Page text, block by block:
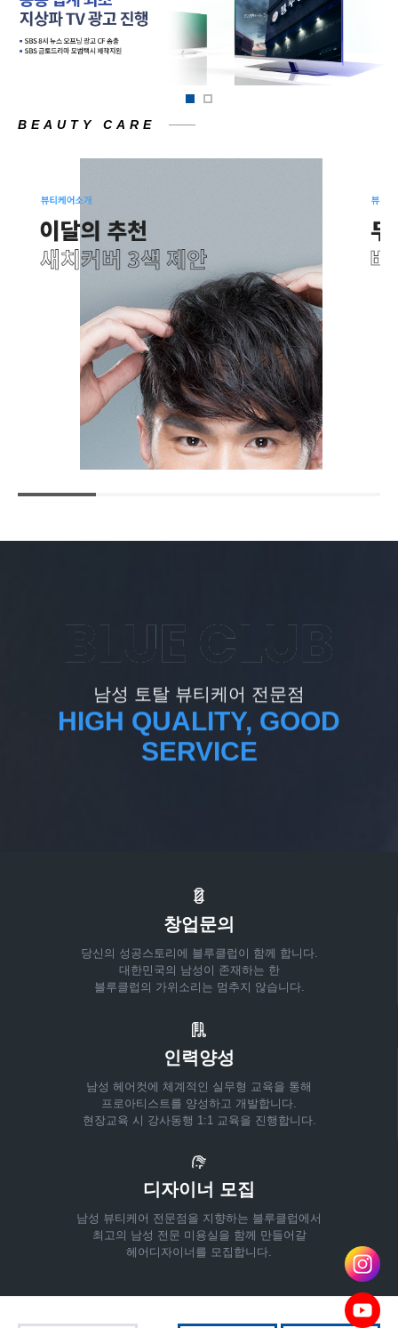
BEAUTY CARE
남성 토탈 뷰티케어 전문점
HIGH QUALITY, GOOD
SERVICE
창업문의
당신의 성공스토리에 블루클럽이 함께 합니다.
대한민국의 남성이 존재하는 한
블루클럽의 가위소리는 멈추지 않습니다.
인력양성
남성 헤어컷에 체계적인 실무형 교육을 통해
프로아티스트를 양성하고 개발합니다.
현장교육 시 강사동행 1:1 교육을 진행합니다.
디자이너 모집
남성 뷰티케어 전문점을 지향하는 블루클럽에서
최고의 남성 전문 미용실을 함께 만들어갈
헤어디자이너를 모집합니다.